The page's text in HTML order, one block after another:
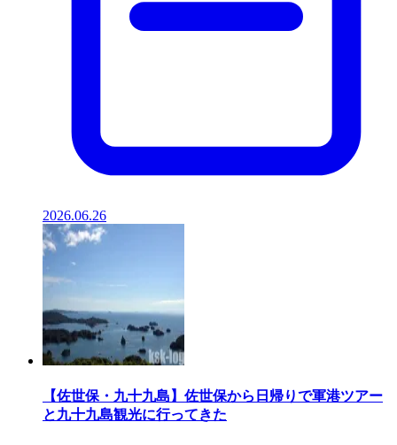
2026.06.26
【佐世保・九十九島】佐世保から日帰りで軍港ツアー
と九十九島観光に行ってきた